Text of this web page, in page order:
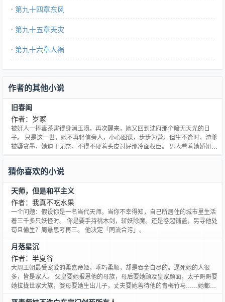
第九十四章东风
第九十五章天灾
第九十六章人祸
作者的其他小说
旧春闺
作者：岁冢
被奸人一捧毒茶害得身消玉陨。再次醒来，她又回到沈府那个暗无天光的日
子。 只是这一世，她不再轻信旁人，小心图谋，步步为营。但生不逢时，渣爹
被疑贪墨，她迫于无奈，不得不硬着头皮讨好那冷面权臣。 男人看着她娇妍的
猜你喜欢的小说
天师，但是和平主义
作者：我真不吃水果
一个问题：假设你是一名当代天师。当你不幸得知，自己所居住的城市里生活
着三千多只妖怪时。 你是要手持桃木剑，斩妖除魔。还是卷起铺盖，另寻他处
苟且偷生？周悬思考再三。 他决定「同流合污」。
月落星沉
作者：半夏谷
大周王朝最受宠爱的柔嘉帝姬，乖巧柔顺，却是吞金自尽的。逼死她的人很
多，皆是家人。 父皇要她报恩他的母族，母后要她顾及皇家颜面，太子哥哥要
她拉拢世家大族，婆母要她生出儿子，丈夫要她善待他的青梅竹马……她都做